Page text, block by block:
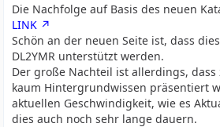
Die Nachfolge auf Basis des neuen
LINK
Schön an der neuen Seite ist, dass
DL2YMR unterstützt werden.
Der große Nachteil ist allerdings,
kaum Hintergrundwissen präsentiert
aktuellen Geschwindigkeit, wie es
dies auch noch sehr lange dauern.